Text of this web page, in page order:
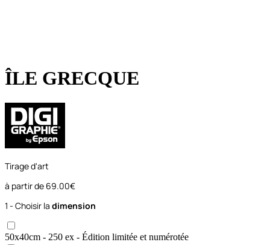
ÎLE GRECQUE
Tirage d'art
à partir de 69.00€
1 - Choisir la dimension
50x40cm - 250 ex - Édition limitée et numérotée